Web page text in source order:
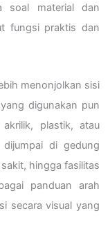
soal material dan
fungsi praktis dan
menonjolkan sisi
digunakan pun
plastik, atau
di gedung
hingga fasilitas
panduan arah
secara visual yang